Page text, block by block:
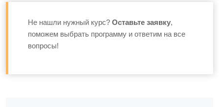
Не нашли нужный курс? Оставьте заявку,
поможем выбрать программу и ответим на все
вопросы!